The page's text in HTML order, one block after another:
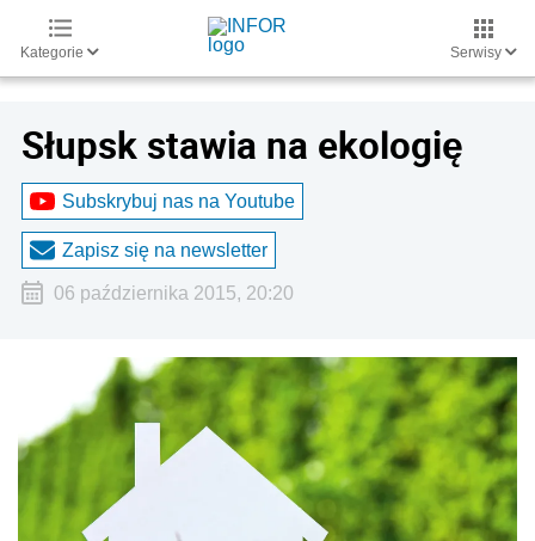
Kategorie Serwisy
Słupsk stawia na ekologię
Subskrybuj nas na Youtube
Zapisz się na newsletter
06 października 2015, 20:20